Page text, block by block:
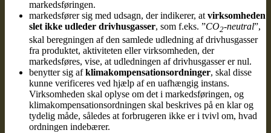
markedsføringen.
markedsfører sig med udsagn, der indikerer, at virksomheden
slet ikke udleder drivhusgasser, som f.eks. ”CO2-neutral”,
skal beregningen af den samlede udledning af drivhusgasser
fra produktet, aktiviteten eller virksomheden, der
markedsføres, vise, at udledningen af drivhusgasser er nul.
benytter sig afklimakompensationsordninger, skal disse
kunne verificeres ved hjælp af en uafhængig instans.
Virksomheden skal oplyse om det i markedsføringen, og
klimakompensationsordningen skal beskrives på en klar og
tydelig måde, således at forbrugeren ikke er i tvivl om, hvad
ordningen indebærer.